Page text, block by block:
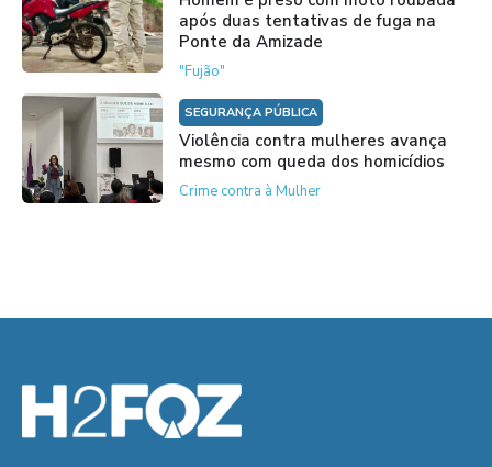
após duas tentativas de fuga na
Ponte da Amizade
"Fujão"
SEGURANÇA PÚBLICA
Violência contra mulheres avança
mesmo com queda dos homicídios
Crime contra à Mulher